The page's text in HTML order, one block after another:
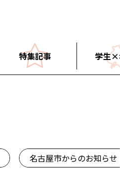
特集記事 学生×
名古屋市からのお知らせ